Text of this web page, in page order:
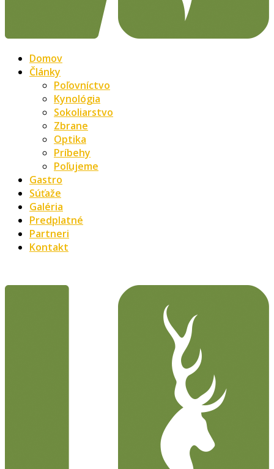
Domov
Články
Poľovníctvo
Kynológia
Sokoliarstvo
Zbrane
Optika
Príbehy
Poľujeme
Gastro
Súťaže
Galéria
Predplatné
Partneri
Kontakt